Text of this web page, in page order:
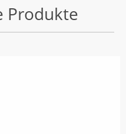
Produkte